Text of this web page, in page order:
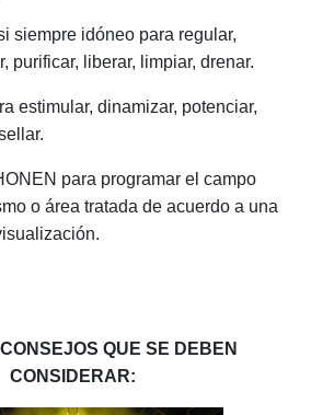
siempre idóneo para regular,
purificar, liberar, limpiar, drenar.
estimular, dinamizar, potenciar,
para programar el campo
o área tratada de acuerdo a una
QUE SE DEBEN
CONSIDERAR: